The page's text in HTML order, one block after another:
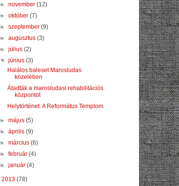
►november(12)
►október(7)
►szeptember(9)
►augusztus(3)
►július(2)
▼június(3)
Halálos baleset Marosludas
közelében
Átadták a marosludasi rehabilitációs
központot
Helytörténet: A Református Templom
►május(5)
►április(9)
►március(6)
►február(4)
►január(4)
2013 (78)